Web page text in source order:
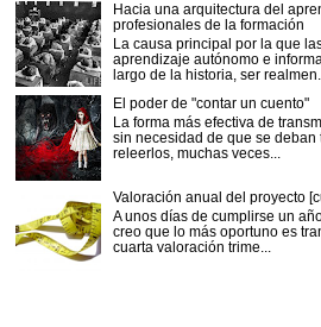
Hacia una arquitectura del
profesionales de la formación
La causa principal por la que
aprendizaje autónomo e
largo de la historia, ser realmen...
El poder de "contar un cuento"
La forma más efectiva de
sin necesidad de que se deban
releerlos, muchas veces...
Valoración anual del proyecto
A unos días de cumplirse un
creo que lo más oportuno es
cuarta valoración trime...